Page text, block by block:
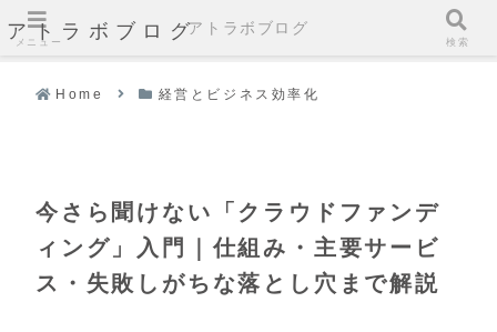
アトラボブログ
Home 経営とビジネス効率化
今さら聞けない「クラウドファンデ
ィング」入門｜仕組み・主要サービ
ス・失敗しがちな落とし穴まで解説
メニュー
アトラボブログ
検索